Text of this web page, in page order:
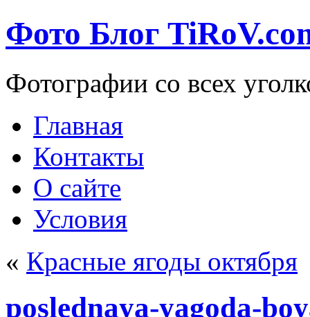
Фото Блог
Фотографии со всех
Главная
Контакты
О сайте
Условия
« Красные ягоды октября
poslednaya-yagoda-